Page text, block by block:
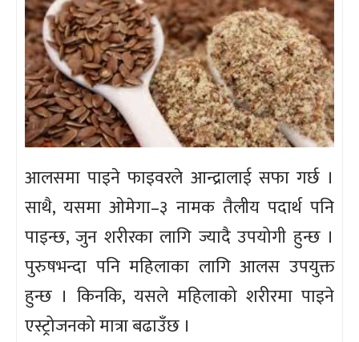
आलसमा पाइने फाइवरले आन्द्रालाई सफा गर्छ ।
साथै, यसमा ओमेगा–३ नामक तैलीय पदार्थ पनि
पाइन्छ, जुन शरीरका लागि ज्यादै उपयोगी हुन्छ ।
पुरुषभन्दा पनि महिलाका लागि आलस उपयुक्त
हुन्छ । किनकि, यसले महिलाको शरीरमा पाइने
एस्ट्रोजनको मात्रा बढाउँछ ।